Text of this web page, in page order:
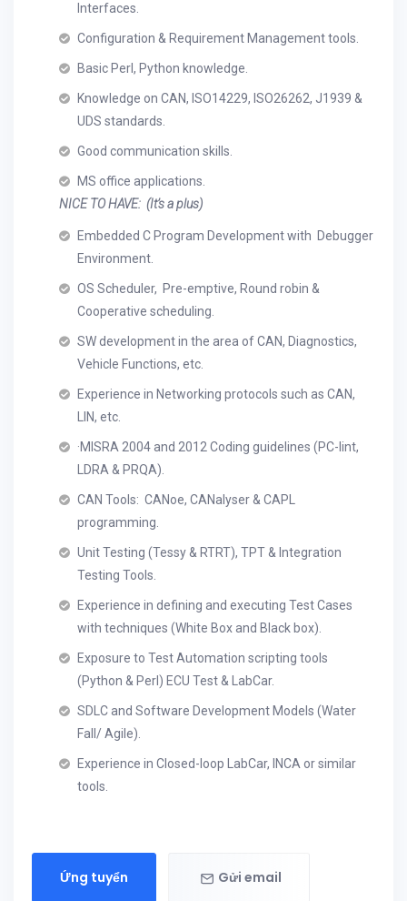
Interfaces.
Configuration & Requirement Management tools.
Basic Perl, Python knowledge.
Knowledge on CAN, ISO14229, ISO26262, J1939 &
UDS standards.
Good communication skills.
MS office applications.
NICE TO HAVE: (It’s a plus)
Embedded C Program Development with Debugger
Environment.
OS Scheduler, Pre-emptive, Round robin &
Cooperative scheduling.
SW development in the area of CAN, Diagnostics,
Vehicle Functions, etc.
Experience in Networking protocols such as CAN,
LIN, etc.
·MISRA 2004 and 2012 Coding guidelines (PC-lint,
LDRA & PRQA).
CAN Tools: CANoe, CANalyser & CAPL
programming.
Unit Testing (Tessy & RTRT), TPT & Integration
Testing Tools.
Experience in defining and executing Test Cases
with techniques (White Box and Black box).
Exposure to Test Automation scripting tools
(Python & Perl) ECU Test & LabCar.
SDLC and Software Development Models (Water
Fall/ Agile).
Experience in Closed-loop LabCar, INCA or similar
tools.
Ứng tuyển Gửi email